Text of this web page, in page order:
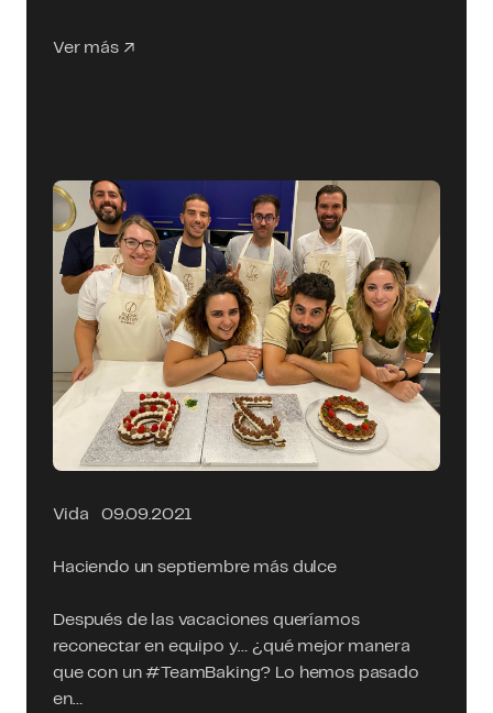
Ver más
Vida 09.09.2021
Haciendo un septiembre más dulce
Después de las vacaciones queríamos
reconectar en equipo y… ¿qué mejor manera
que con un #TeamBaking? Lo hemos pasado
en…